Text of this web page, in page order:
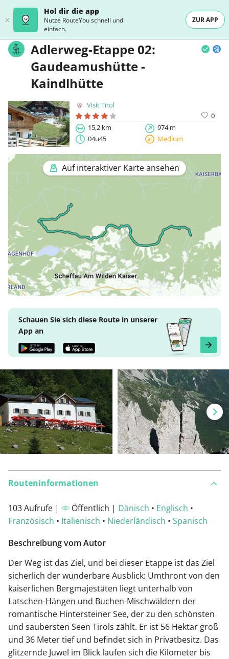
Hol dir die app
Nutze RouteYou schnell und
einfach.
ZUR APP
Adlerweg-Etappe 02:
Gaudeamushütte -
Kaindlhütte
Visit Tirol
0
15,2 km
974 m
04u45
Medium
Auf interaktiver Karte ansehen
Schauen Sie sich diese Route in unserer
App an
Routeninformationen
103 Aufrufe | Öffentlich | Dänisch • Englisch •
Französisch • Italienisch • Niederländisch • Spanisch
Beschreibung vom Autor
Der Weg ist das Ziel, und bei dieser Etappe ist das Ziel
sicherlich der wunderbare Ausblick: Umthront von den
kaiserlichen Bergmajestäten liegt unterhalb von
Latschen-Hängen und Buchen-Mischwäldern der
romantische Hintersteiner See, der zu den schönsten
und saubersten Seen Tirols zählt. Er ist 56 Hektar groß
und 36 Meter tief und befindet sich in Privatbesitz. Das
glitzernde Juwel im Blick laufen sich die Kilometer bis